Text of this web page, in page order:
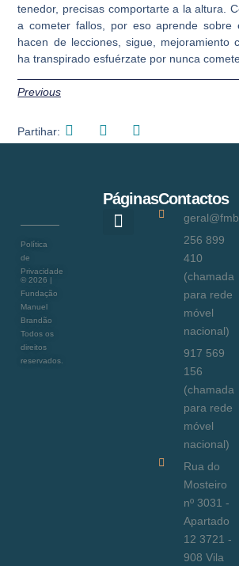
tenedor, precisas comportarte a la altura.
a cometer fallos, por eso aprende sobre
hacen de lecciones, sigue, mejoramiento
ha transpirado esfuérzate por nunca
Previous
Partihar:
Política
de
Privacidade
© 2026 |
Fundação
Manuel
Brandão
Todos os
direitos
reservados.
PáginasContactos
256 899
410
(chamada
para rede
móvel
nacional)
917 569
156
(chamada
para rede
móvel
nacional)
Rua do
Mosteiro
nº 3031 -
Apartado
12 3721 -
908 Vila